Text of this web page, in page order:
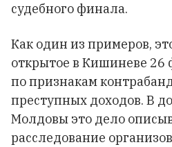
судебного финала.
Как один из примеров,
открытое в Кишиневе 26
по признакам
преступных доходов. В
Молдовы это дело
расследование